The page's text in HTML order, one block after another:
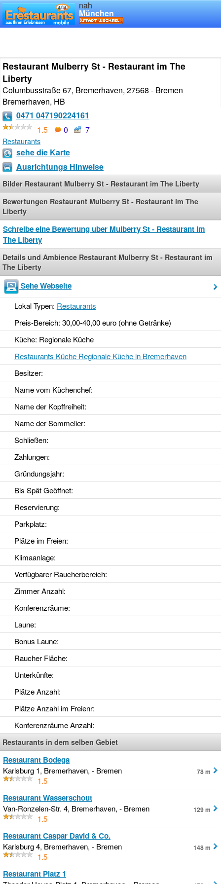
nah
München
Restaurant Mulberry St - Restaurant im The
Liberty
Columbusstraße 67, Bremerhaven, 27568 - Bremen
Bremerhaven, HB
0471 047190224161
1.5
0 7
Restaurants
sehe die Karte
Ausrichtungs Hinweise
Bilder Restaurant Mulberry St - Restaurant im The Liberty
Bewertungen Restaurant Mulberry St - Restaurant im The
Liberty
Schreibe eine Bewertung uber Mulberry St - Restaurant im
The Liberty
Details und Ambience Restaurant Mulberry St - Restaurant im
The Liberty
Sehe Webseite
Lokal Typen: Restaurants
Preis-Bereich: 30,00-40,00 euro (ohne Getränke)
Küche: Regionale Küche
Restaurants Küche Regionale Küche in Bremerhaven
Besitzer:
Name vom Küchenchef:
Name der Kopffreiheit:
Name der Sommelier:
Schließen:
Zahlungen:
Gründungsjahr:
Bis Spät Geöffnet:
Reservierung:
Parkplatz:
Plätze im Freien:
Klimaanlage:
Verfügbarer Raucherbereich:
Zimmer Anzahl:
Konferenzräume:
Laune:
Bonus Laune:
Raucher Fläche:
Unterkünfte:
Plätze Anzahl:
Plätze Anzahl im Freienr:
Konferenzräume Anzahl:
Restaurants in dem selben Gebiet
Restaurant Bodega
Karlsburg 1, Bremerhaven, - Bremen
1.5
78 m
Restaurant Wasserschout
Van-Ronzelen-Str. 4, Bremerhaven, - Bremen
1.5
129 m
Restaurant Caspar David & Co.
Karlsburg 4, Bremerhaven, - Bremen
1.5
148 m
Restaurant Platz 1